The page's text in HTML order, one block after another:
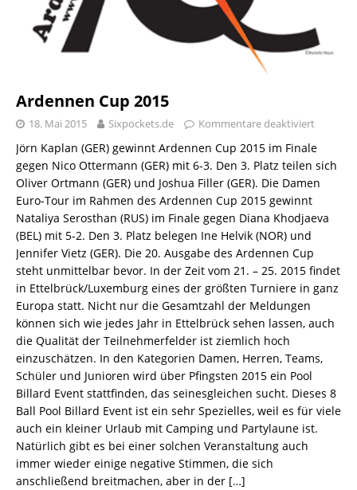
Ardennen Cup 2015
18. Mai 2015 Sixpockets.de Kommentare deaktiviert
Jörn Kaplan (GER) gewinnt Ardennen Cup 2015 im Finale
gegen Nico Ottermann (GER) mit 6-3. Den 3. Platz teilen sich
Oliver Ortmann (GER) und Joshua Filler (GER). Die Damen
Euro-Tour im Rahmen des Ardennen Cup 2015 gewinnt
Nataliya Serosthan (RUS) im Finale gegen Diana Khodjaeva
(BEL) mit 5-2. Den 3. Platz belegen Ine Helvik (NOR) und
Jennifer Vietz (GER). Die 20. Ausgabe des Ardennen Cup
steht unmittelbar bevor. In der Zeit vom 21. – 25. 2015 findet
in Ettelbrück/Luxemburg eines der größten Turniere in ganz
Europa statt. Nicht nur die Gesamtzahl der Meldungen
können sich wie jedes Jahr in Ettelbrück sehen lassen, auch
die Qualität der Teilnehmerfelder ist ziemlich hoch
einzuschätzen. In den Kategorien Damen, Herren, Teams,
Schüler und Junioren wird über Pfingsten 2015 ein Pool
Billard Event stattfinden, das seinesgleichen sucht. Dieses 8
Ball Pool Billard Event ist ein sehr Spezielles, weil es für viele
auch ein kleiner Urlaub mit Camping und Partylaune ist.
Natürlich gibt es bei einer solchen Veranstaltung auch
immer wieder einige negative Stimmen, die sich
anschließend breitmachen, aber in der […]